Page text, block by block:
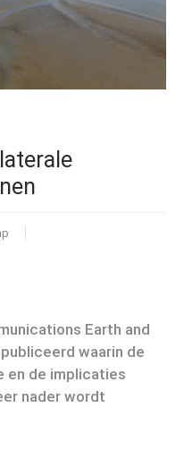
Earth and
waarin de
en de implicaties
nader wordt